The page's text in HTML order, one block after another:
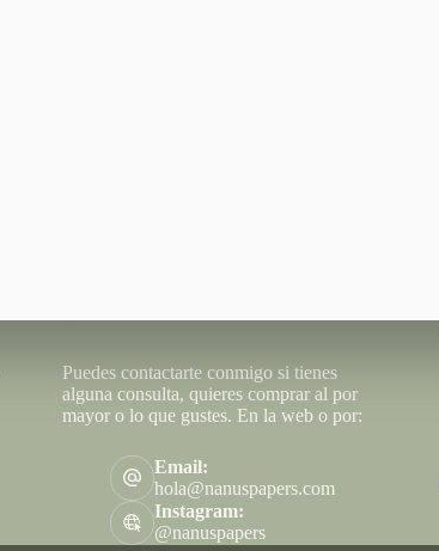
Puedes contactarte conmigo si tienes
alguna consulta, quieres comprar al por
mayor o lo que gustes. En la web o por:
Email:
hola@nanuspapers.com
Instagram:
@nanuspapers